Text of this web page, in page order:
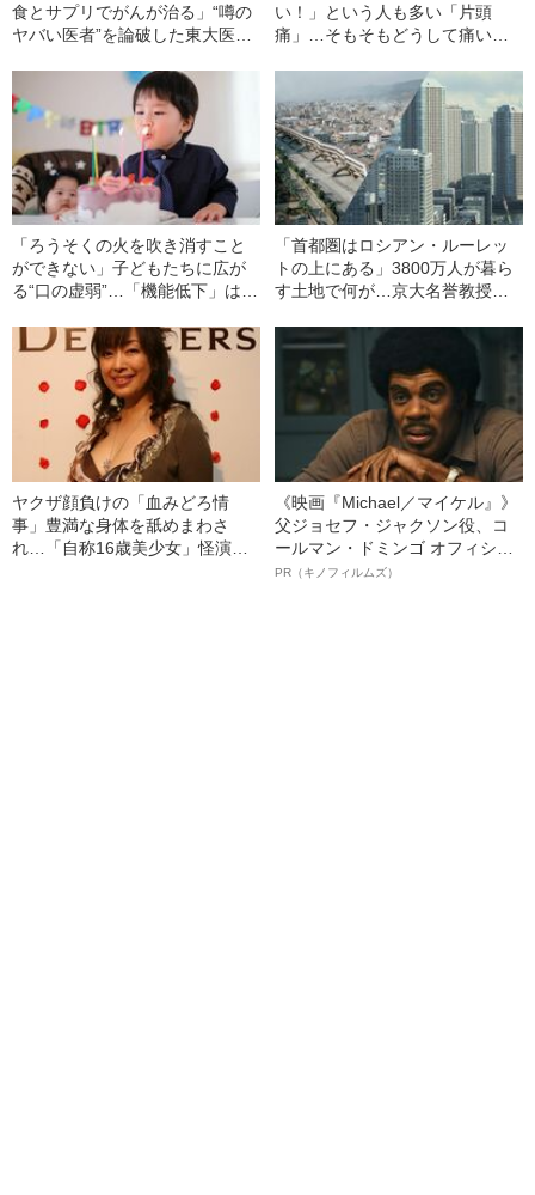
食とサプリでがんが治る」“噂の
ヤバい医者”を論破した東大医学
を見破る4つのルール》
い！」という人も多い「片頭
痛」…そもそもどうして痛い
「ろうそくの火を吹き消すこと
ができない」子どもたちに広が
る“口の虚弱”…「機能低下」はど
「首都圏はロシアン・ルーレッ
トの上にある」3800万人が暮ら
す土地で何が…京大名誉教授が
カニズム
ヤクザ顔負けの「血みどろ情
事」豊満な身体を舐めまわさ
れ…「自称16歳美少女」怪演
《映画『Michael／マイケル』》
父ジョセフ・ジャクソン役、コ
ールマン・ドミンゴ オフィシャ
ルインタビュー“観客を魅了した
PR（キノフィルムズ）